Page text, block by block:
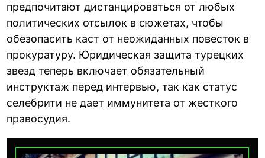
предпочитают дистанцироваться от любых
политических отсылок в сюжетах, чтобы
обезопасить каст от неожиданных повесток в
прокуратуру. Юридическая защита турецких
звезд теперь включает обязательный
инструктаж перед интервью, так как статус
селебрити не дает иммунитета от жесткого
правосудия.